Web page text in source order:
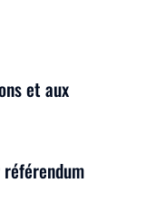
et aux